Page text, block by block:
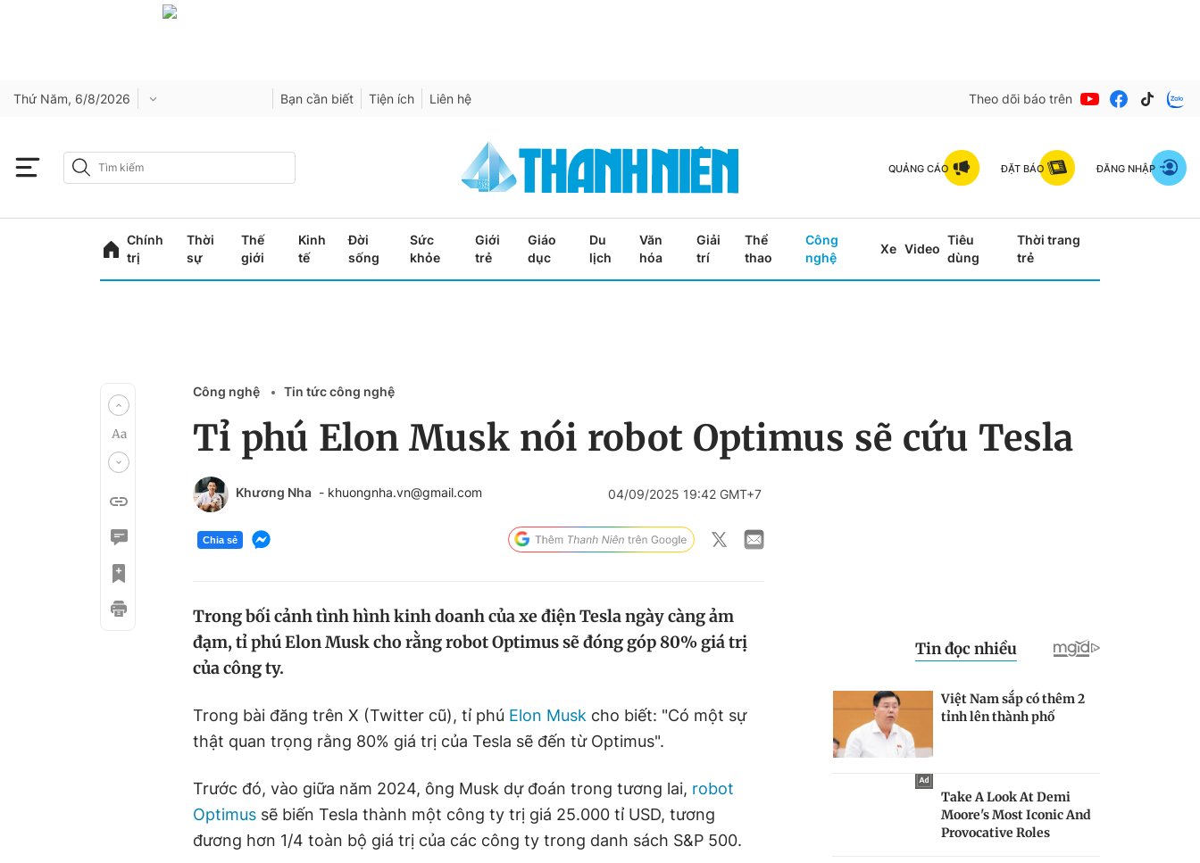
Thứ Năm, 6/8/2026 Bạn cần biết Tiện ích Liên hệ Theo dõi báo trên
QUẢNG CÁO ĐẶT BÁO ĐĂNG NHẬP
Chính
trị
Thời
sự
Thế
giới
Kinh
tế
Đời
sống
Sức
khỏe
Giới
trẻ
Giáo
dục
Du
lịch
Văn
hóa
Giải
trí
Thể
thao
Công
nghệ
Xe Video
Tiêu
dùng
Thời trang
trẻ
Công nghệ Tin tức công nghệ
Tỉ phú Elon Musk nói robot Optimus sẽ cứu Tesla
Khương Nha - khuongnha.vn@gmail.com 04/09/2025 19:42 GMT+7
Chia sẻ
Trong bối cảnh tình hình kinh doanh của xe điện Tesla ngày càng ảm
đạm, tỉ phú Elon Musk cho rằng robot Optimus sẽ đóng góp 80% giá trị
của công ty.
Trong bài đăng trên X (Twitter cũ), tỉ phú Elon Musk cho biết: "Có một sự
thật quan trọng rằng 80% giá trị của Tesla sẽ đến từ Optimus".
Trước đó, vào giữa năm 2024, ông Musk dự đoán trong tương lai, robot
Optimus sẽ biến Tesla thành một công ty trị giá 25.000 tỉ USD, tương
đương hơn 1/4 toàn bộ giá trị của các công ty trong danh sách S&P 500.